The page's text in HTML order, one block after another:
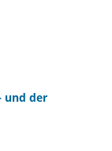
und der